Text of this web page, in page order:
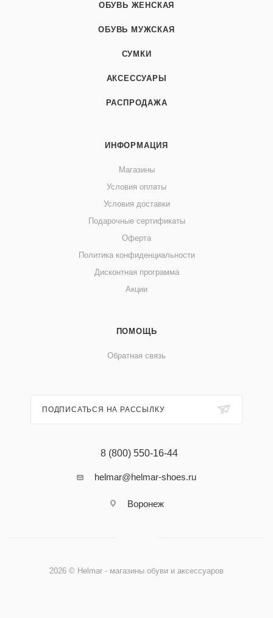
ОБУВЬ ЖЕНСКАЯ
ОБУВЬ МУЖСКАЯ
СУМКИ
АКСЕССУАРЫ
РАСПРОДАЖА
ИНФОРМАЦИЯ
Магазины
Условия оплаты
Условия доставки
Подарочные сертификаты
Оферта
Политика конфиденциальности
Дисконтная программа
Акции
ПОМОЩЬ
Обратная связь
ПОДПИСАТЬСЯ НА РАССЫЛКУ
8 (800) 550-16-44
helmar@helmar-shoes.ru
Воронеж
2026 © Helmar - магазины обуви и аксессуаров